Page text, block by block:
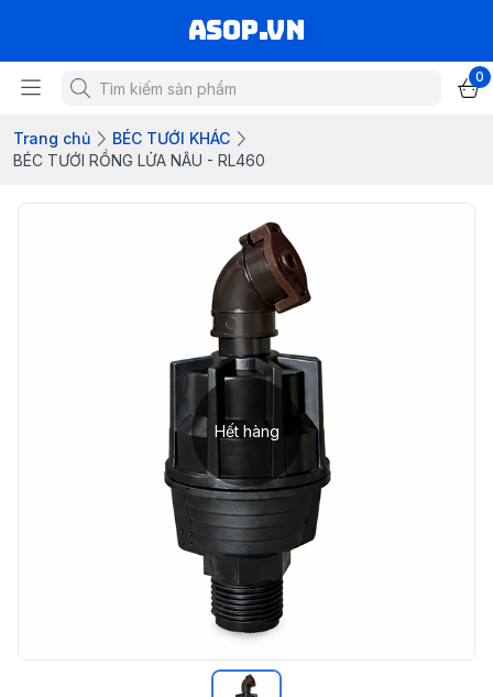
asop.vn
0
Trang chủ
BÉC TƯỚI KHÁC
BÉC TƯỚI RỒNG LỬA NÂU - RL460
Hết hàng